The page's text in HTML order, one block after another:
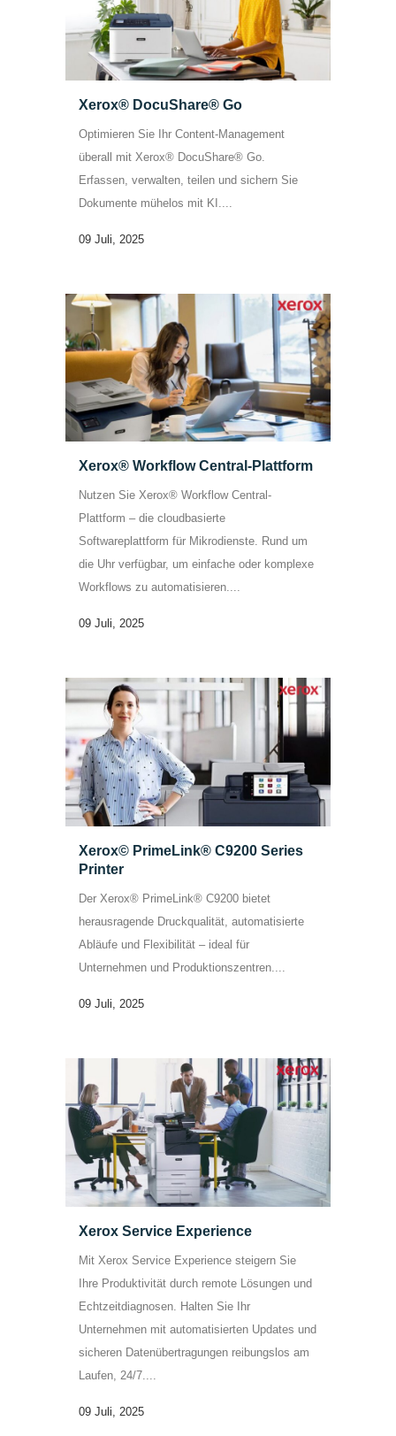
Xerox® DocuShare® Go
Optimieren Sie Ihr Content-Management
überall mit Xerox® DocuShare® Go.
Erfassen, verwalten, teilen und sichern Sie
Dokumente mühelos mit KI....
09 Juli, 2025
Xerox® Workflow Central-Plattform
Nutzen Sie Xerox® Workflow Central-
Plattform – die cloudbasierte
Softwareplattform für Mikrodienste. Rund um
die Uhr verfügbar, um einfache oder komplexe
Workflows zu automatisieren....
09 Juli, 2025
Xerox© PrimeLink® C9200 Series
Printer
Der Xerox® PrimeLink® C9200 bietet
herausragende Druckqualität, automatisierte
Abläufe und Flexibilität – ideal für
Unternehmen und Produktionszentren....
09 Juli, 2025
Xerox Service Experience
Mit Xerox Service Experience steigern Sie
Ihre Produktivität durch remote Lösungen und
Echtzeitdiagnosen. Halten Sie Ihr
Unternehmen mit automatisierten Updates und
sicheren Datenübertragungen reibungslos am
Laufen, 24/7....
09 Juli, 2025